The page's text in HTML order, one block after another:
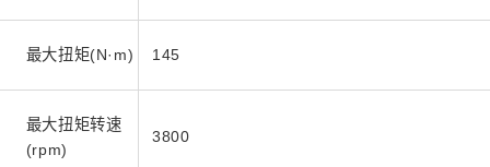
最大扭矩(N·m) 145
最大扭矩转速
(rpm)
3800